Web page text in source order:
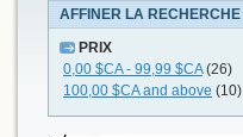
AFFINER LA RECHERCHE
PRIX
0,00 $CA- 99,99 $CA(26)
100,00 $CAand above (10)